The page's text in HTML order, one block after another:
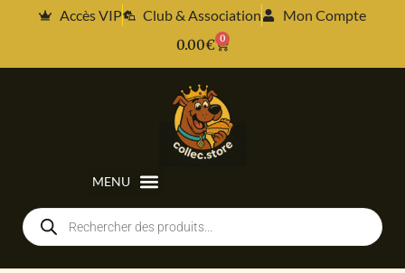
Accès VIP Club & Association
Mon Compte
0.00€ 0